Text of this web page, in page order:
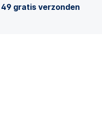
gratis verzonden